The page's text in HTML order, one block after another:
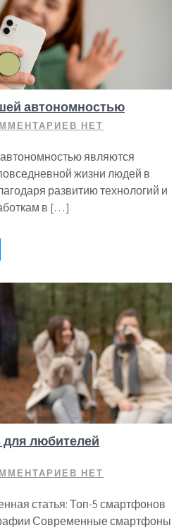
автономностью
НЕТ
являются
жизни людей в
развитию технологий и
в […]
любителей
НЕТ
статья: Топ-5 смартфонов
Современные смартфоны